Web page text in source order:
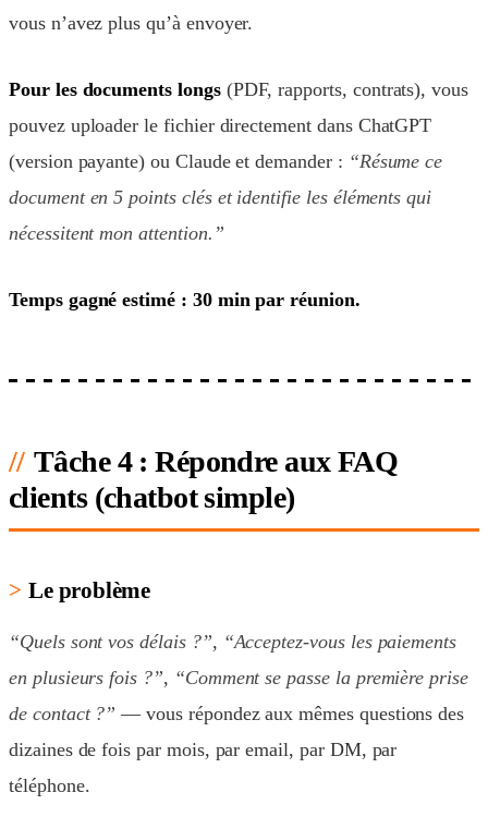
vous n’avez plus qu’à envoyer.
Pour les documents longs(PDF, rapports, contrats), vous
pouvez uploader le fichier directement dans ChatGPT
(version payante) ou Claude et demander : “Résume ce
document en 5 points clés et identifie les éléments qui
nécessitent mon attention.”
Temps gagné estimé : 30 min par réunion.
Tâche 4 : Répondre aux FAQ
clients (chatbot simple)
Le problème
“Quels sont vos délais ?”, “Acceptez-vous les paiements
en plusieurs fois ?”, “Comment se passe la première prise
de contact ?” — vous répondez aux mêmes questions des
dizaines de fois par mois, par email, par DM, par
téléphone.